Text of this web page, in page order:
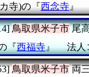
寺)の『西念寺 』
鳥取県米子市尾
『西福寺』 法人
鳥取県米子市両